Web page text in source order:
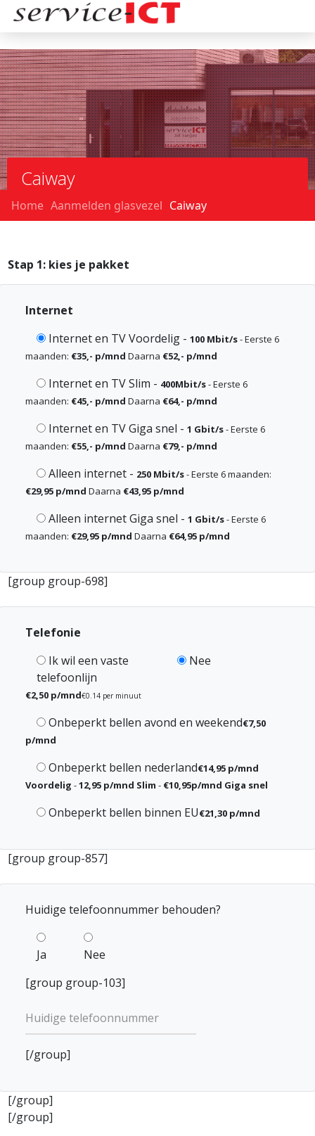
Caiway
Home Aanmelden glasvezel Caiway
Stap 1: kies je pakket
Internet
Internet en TV Voordelig -100 Mbit/s- Eerste 6
maanden: €35,- p/mnd Daarna €52,- p/mnd
Internet en TV Slim - 400Mbit/s- Eerste 6
maanden: €45,- p/mnd Daarna €64,- p/mnd
Internet en TV Giga snel -1 Gbit/s- Eerste 6
maanden: €55,- p/mnd Daarna €79,- p/mnd
Alleen internet - 250 Mbit/s- Eerste 6 maanden:
€29,95 p/mnd Daarna €43,95 p/mnd
Alleen internet Giga snel -1 Gbit/s- Eerste 6
maanden: €29,95 p/mnd Daarna €64,95 p/mnd
[group group-698]
Telefonie
Ik wil een vaste
telefoonlijn
€2,50 p/mnd€0.14 per minuut
Nee
Onbeperkt bellen avond en weekend€7,50
p/mnd
Onbeperkt bellen nederland€14,95 p/mnd
Voordelig -12,95 p/mnd Slim - €10,95p/mnd Giga snel
Onbeperkt bellen binnen EU€21,30 p/mnd
[group group-857]
Huidige telefoonnummer behouden?
Ja
Nee
[group group-103]
[/group]
[/group]
[/group]